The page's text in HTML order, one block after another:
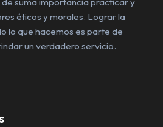
éticos y morales. Lograr la
lo que hacemos es parte de
un verdadero servicio.